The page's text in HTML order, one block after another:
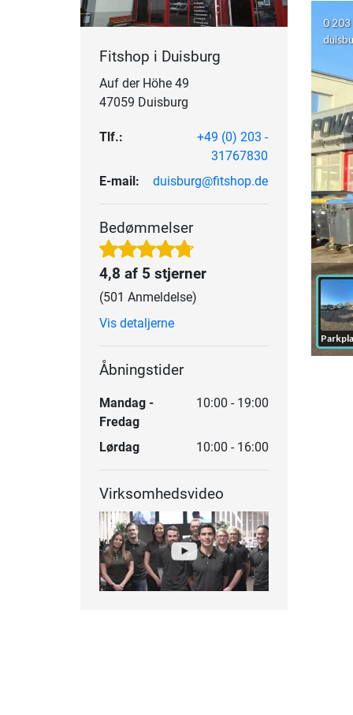
Fitshop i Duisburg
Auf der Höhe 49
47059 Duisburg
Tlf.:
+49 (0) 203 -
31767830
E-mail:
duisburg@fitshop.de
Bedømmelser
4,8 af 5 stjerner
(501 Anmeldelse)
Vis detaljerne
Åbningstider
Mandag -
Fredag
10:00 - 19:00
Lørdag 10:00 - 16:00
Virksomhedsvideo